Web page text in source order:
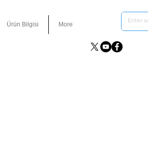
Ürün Bilgisi More